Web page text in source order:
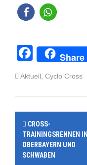
F
a
c
b
o
o
Share
Aktuell, Cyclo Cross
P
o
CROSS-
TRAININGSRENNEN IN
OBERBAYERN UND
SCHWABEN